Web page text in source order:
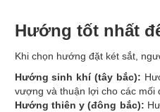
Hướng tốt nhất
Khi chọn hướng đặt két sắt,
Hướng sinh khí (tây bắc):
vượng và thuận lợi cho các mối
Hướng thiên y (đông bắc):